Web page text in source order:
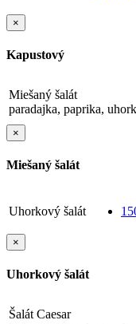
×
Kapustový
Miešaný šalát
paradajka, paprika,
×
Miešaný šalát
Uhorkový šalát
×
Uhorkový šalát
Šalát Caesar